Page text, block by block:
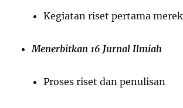
Kegiatan riset pertama
Menerbitkan 16 Jurnal Ilmiah
Proses riset dan penulisan